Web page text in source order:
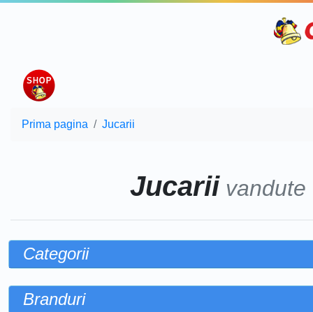
Prima pagina Jucarii
Jucarii
Categorii
Branduri